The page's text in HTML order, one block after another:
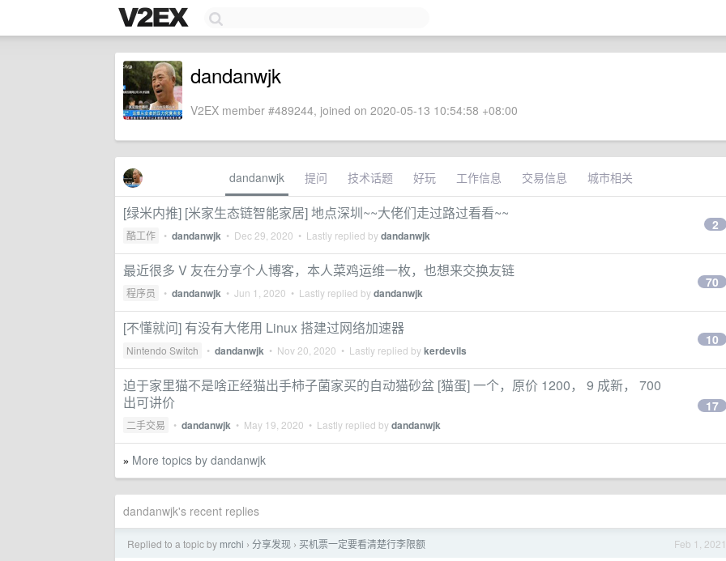
dandanwjk
V2EX member #489244, joined on 2020-05-13 10:54:58 +08:00
dandanwjk 提问 技术话题 好玩 工作信息 交易信息 城市相关
[绿米内推] [米家生态链智能家居] 地点深圳~~大佬们走过路过看看~~
酷工作 • dandanwjk • Dec 29, 2020 • Lastly replied bydandanwjk
2
最近很多 V 友在分享个人博客，本人菜鸡运维一枚，也想来交换友链
程序员 • dandanwjk • Jun 1, 2020 • Lastly replied bydandanwjk
70
[不懂就问] 有没有大佬用 Linux 搭建过网络加速器
Nintendo Switch • dandanwjk • Nov 20, 2020 • Lastly replied bykerdevils
10
迫于家里猫不是啥正经猫出手柿子菌家买的自动猫砂盆 [猫蛋] 一个，原价 1200， 9 成新， 700
出可讲价
二手交易 • dandanwjk • May 19, 2020 • Lastly replied bydandanwjk
17
» More topics by dandanwjk
dandanwjk's recent replies
Feb 1, 2021
Replied to a topic by mrchi › 分享发现 › 买机票一定要看清楚行李限额